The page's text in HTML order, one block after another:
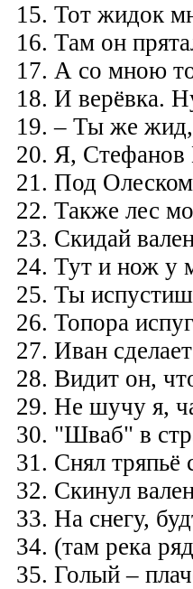
15. Тот жидок
16. Там он
17. А со мною
18. И верёвка.
19. – Ты же
20. Я, Стефанов
21. Под
22. Также лес
23. Скидай
24. Тут и нож у
25. Ты
26. Топора
27. Иван
28. Видит он,
29. Не шучу я,
30. "Шваб" в
31. Снял тряпьё
32. Скинул
33. На снегу,
34. (там река
35. Голый –